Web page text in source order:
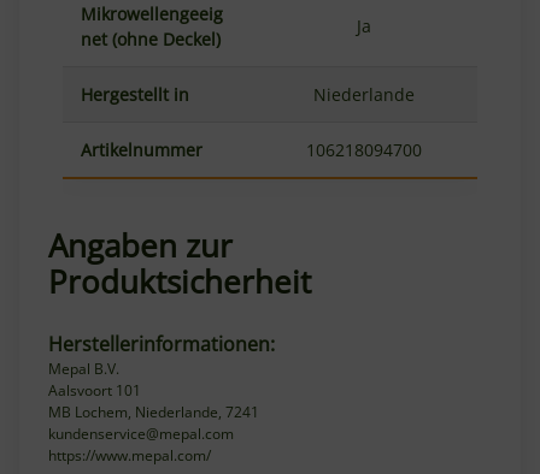
Mikrowellengeeig
net (ohne Deckel)
Ja
Hergestellt in Niederlande
Artikelnummer 106218094700
Angaben zur
Produktsicherheit
Herstellerinformationen:
Mepal B.V.
Aalsvoort 101
MB Lochem, Niederlande, 7241
kundenservice@mepal.com
https://www.mepal.com/